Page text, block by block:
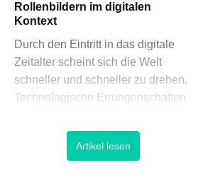
Rollenbildern im digitalen
Kontext
Durch den Eintritt in das digitale
Zeitalter scheint sich die Welt
schneller und schneller zu drehen.
Technologische Errungenschaften
Alltag entwickeln sich exponentiell
weiter und erfordern ein Umdenken
Artikel lesen